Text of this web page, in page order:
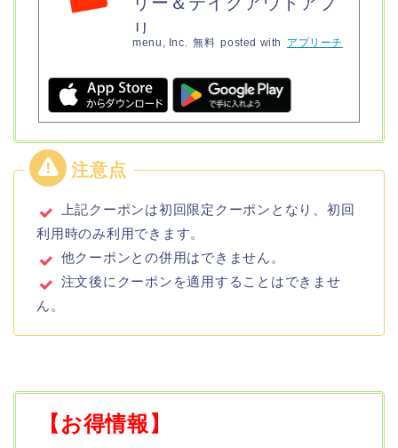
リ
menu, Inc. 無料 posted with アプリーチ
上記クーポンは初回限定クーポンとなり、初回
利用時のみ利用できます。
他クーポンとの併用はできません。
注文後にクーポンを適用することはできませ
ん。
【お得情報】